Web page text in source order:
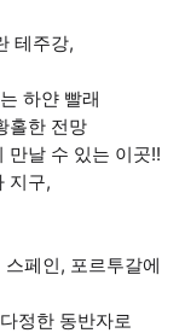
테주강,
하얀 빨래
홀한 전망
만날 수 있는 이곳!!
지구,
페인, 포르투갈에
정한 동반자로